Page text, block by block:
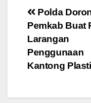
Post
Polda
Pemkab Buat
Larangan
Penggunaan
Kantong